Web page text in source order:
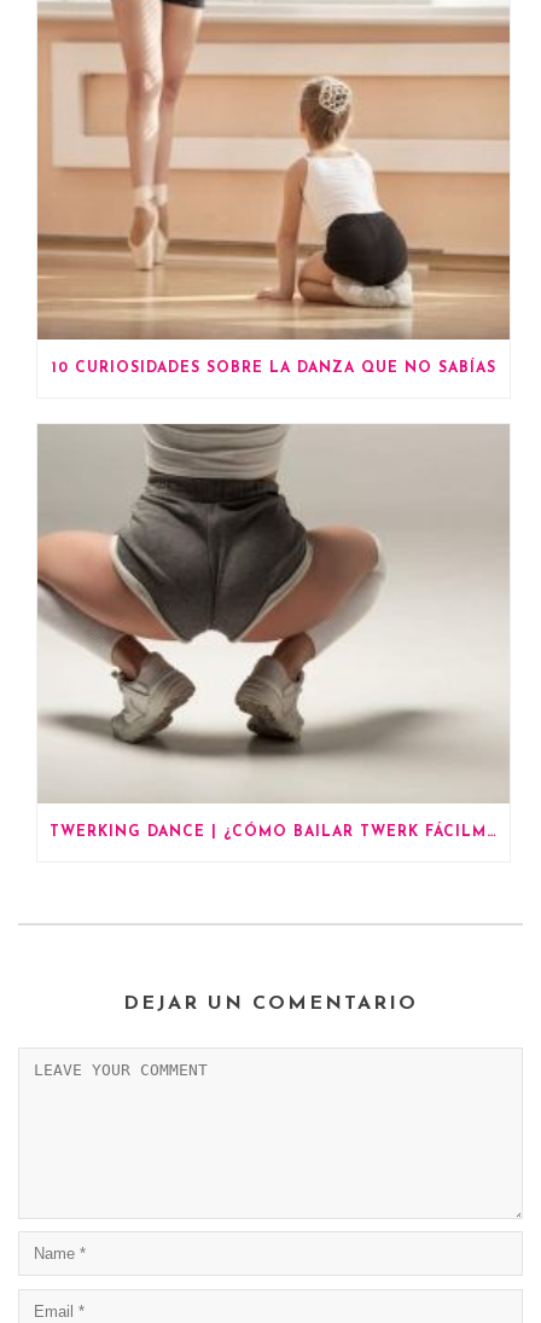
10 CURIOSIDADES SOBRE LA DANZA QUE NO SABÍAS
TWERKING DANCE | ¿CÓMO BAILAR TWERK FÁCILMENTE?
DEJAR UN COMENTARIO